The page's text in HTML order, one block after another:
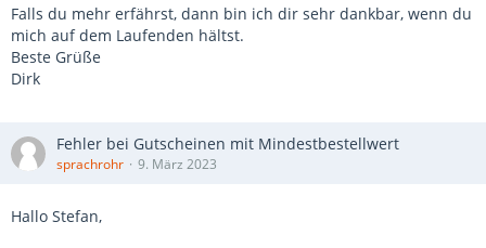
Falls du mehr erfährst, dann bin ich dir sehr dankbar, wenn du
mich auf dem Laufenden hältst.
Beste Grüße
Dirk
Fehler bei Gutscheinen mit Mindestbestellwert
sprachrohr 9. März 2023
Hallo Stefan,